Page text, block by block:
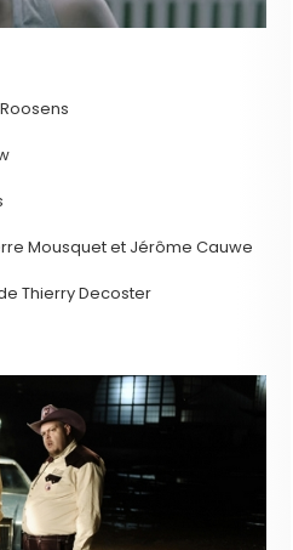
Mousquet et Jérôme Cauwe
Thierry Decoster